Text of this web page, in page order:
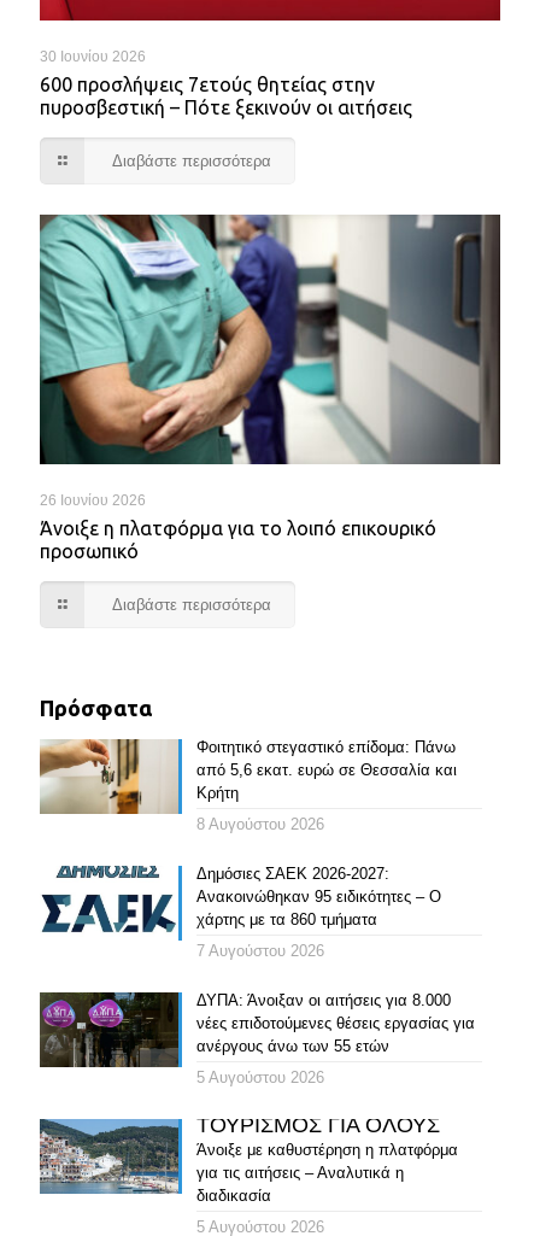
30 Ιουνίου 2026
600 προσλήψεις 7ετούς θητείας στην
πυροσβεστική – Πότε ξεκινούν οι αιτήσεις
Διαβάστε περισσότερα
26 Ιουνίου 2026
Άνοιξε η πλατφόρμα για το λοιπό επικουρικό
προσωπικό
Διαβάστε περισσότερα
Πρόσφατα
Φοιτητικό στεγαστικό επίδομα: Πάνω
από 5,6 εκατ. ευρώ σε Θεσσαλία και
Κρήτη
8 Αυγούστου 2026
Δημόσιες ΣΑΕΚ 2026-2027:
Ανακοινώθηκαν 95 ειδικότητες – Ο
χάρτης με τα 860 τμήματα
7 Αυγούστου 2026
ΔΥΠΑ: Άνοιξαν οι αιτήσεις για 8.000
νέες επιδοτούμενες θέσεις εργασίας για
ανέργους άνω των 55 ετών
5 Αυγούστου 2026
ΤΟΥΡΙΣΜΟΣ ΓΙΑ ΟΛΟΥΣ
Άνοιξε με καθυστέρηση η πλατφόρμα
για τις αιτήσεις – Αναλυτικά η
διαδικασία
5 Αυγούστου 2026